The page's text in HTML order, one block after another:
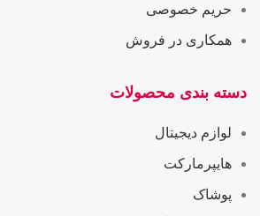
حریم خصوصی
همکاری در فروش
دسته بندی محصولات
لوازم دیجیتال
هایپرمارکت
پوشاک